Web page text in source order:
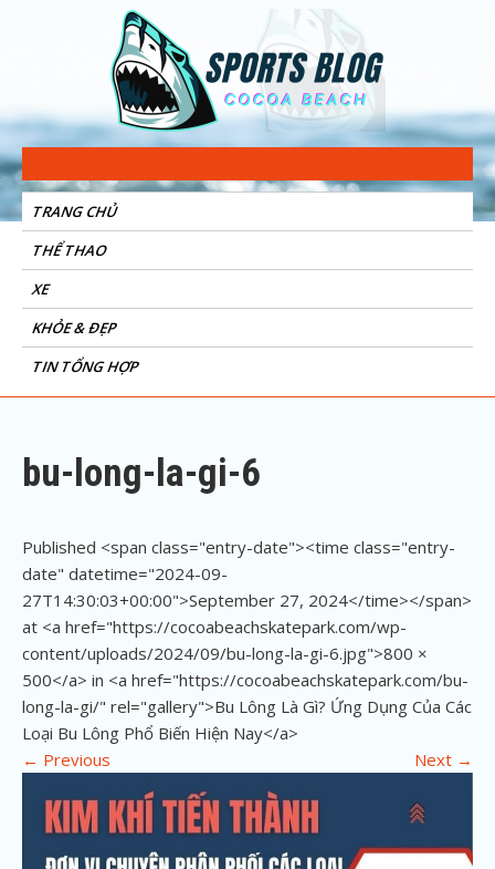
Sports Blog
Cocoa Beach
TRANG CHỦ
THỂ THAO
XE
KHỎE & ĐẸP
TIN TỔNG HỢP
bu-long-la-gi-6
Published <span class="entry-date"><time class="entry-
date" datetime="2024-09-
27T14:30:03+00:00">September 27, 2024</time></span>
at <a href="https://cocoabeachskatepark.com/wp-
content/uploads/2024/09/bu-long-la-gi-6.jpg">800 ×
500</a> in <a href="https://cocoabeachskatepark.com/bu-
long-la-gi/" rel="gallery">Bu Lông Là Gì? Ứng Dụng Của Các
Loại Bu Lông Phổ Biến Hiện Nay</a>
← Previous Next →